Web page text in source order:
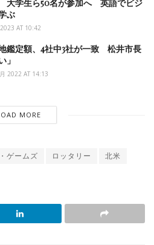
大学生ら50名が参加へ 英語でビジ
ぶ
AT 10:42
鑑定額、4社中3社が一致 松井市長
」
2022 AT 14:13
MORE
ゲームズ ロッタリー
北米